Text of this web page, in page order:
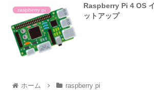
raspberry pi
Raspberry Pi 4 OS
ットアップ
ホーム raspberry pi